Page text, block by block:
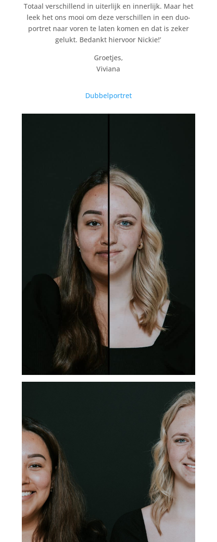
Totaal verschillend in uiterlijk en innerlijk. Maar het
leek het ons mooi om deze verschillen in een duo-
portret naar voren te laten komen en dat is zeker
gelukt. Bedankt hiervoor Nickie!’
Groetjes,
Viviana
Dubbelportret